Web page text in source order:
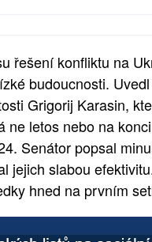
řešení konfliktu na
budoucnosti.
Grigorij Karasin,
ne letos nebo na
Senátor popsal
jejich slabou
hned na prvním